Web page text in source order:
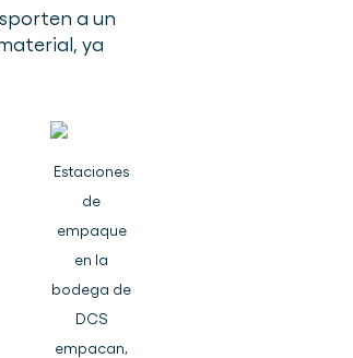
a un
ya
Estaciones
de
empaque
en la
bodega de
DCS
empacan,